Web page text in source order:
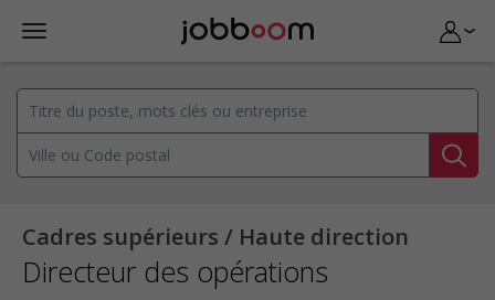
Cadres supérieurs / Haute direction
Directeur des opérations